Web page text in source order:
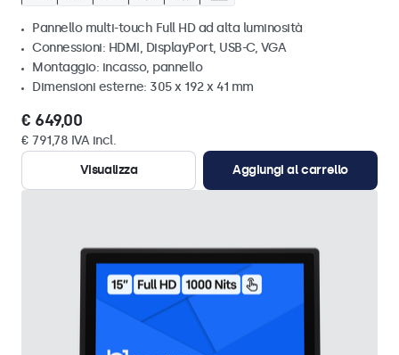
Pannello multi-touch Full HD ad alta luminosità
Connessioni: HDMI, DisplayPort, USB-C, VGA
Montaggio: incasso, pannello
Dimensioni esterne: 305 x 192 x 41 mm
€ 649,00
€ 791,78 IVA incl.
Visualizza
Aggiungi al carrello